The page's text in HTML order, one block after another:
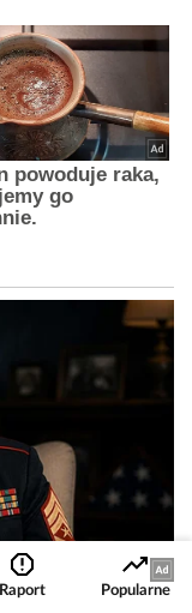
Raport
Popularne